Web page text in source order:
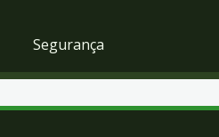
Segurança